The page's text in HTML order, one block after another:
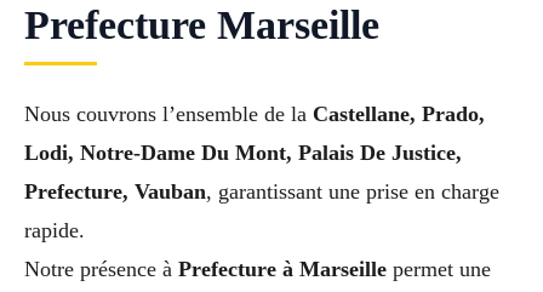
Prefecture Marseille
Nous couvrons l’ensemble de la Castellane, Prado,
Lodi, Notre-Dame Du Mont, Palais De Justice,
Prefecture, Vauban, garantissant une prise en charge
rapide.
Notre présence à Prefecture à Marseille permet une